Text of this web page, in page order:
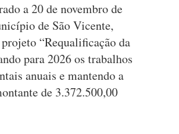
a 20 de novembro de
de São Vicente,
“Requalificação da
para 2026 os trabalhos
anuais e mantendo a
de 3.372.500,00